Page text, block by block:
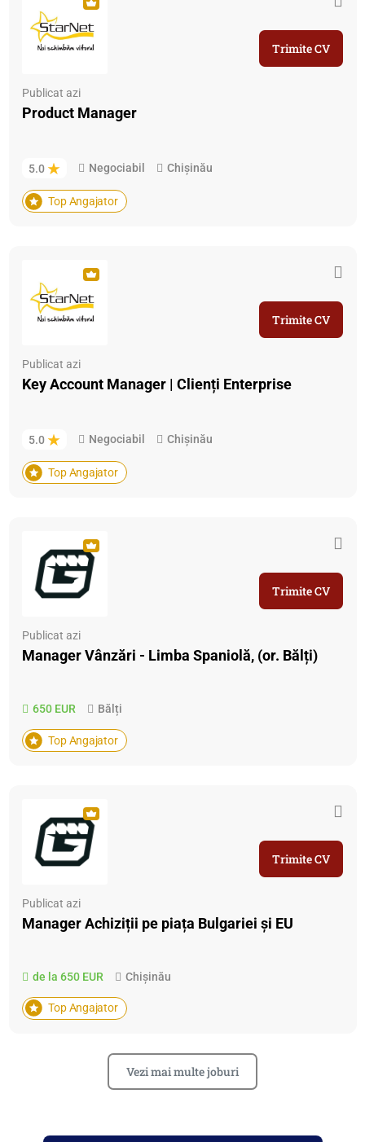
Publicat azi
Product Manager
5.0 Negociabil Chișinău
Top Angajator
Trimite CV
Publicat azi
Key Account Manager | Clienți Enterprise
5.0 Negociabil Chișinău
Top Angajator
Trimite CV
Publicat azi
Manager Vânzări - Limba Spaniolă, (or. Bălți)
650 EUR Bălți
Top Angajator
Trimite CV
Publicat azi
Manager Achiziții pe piața Bulgariei și EU
de la 650 EUR Chișinău
Top Angajator
Trimite CV
Vezi mai multe joburi